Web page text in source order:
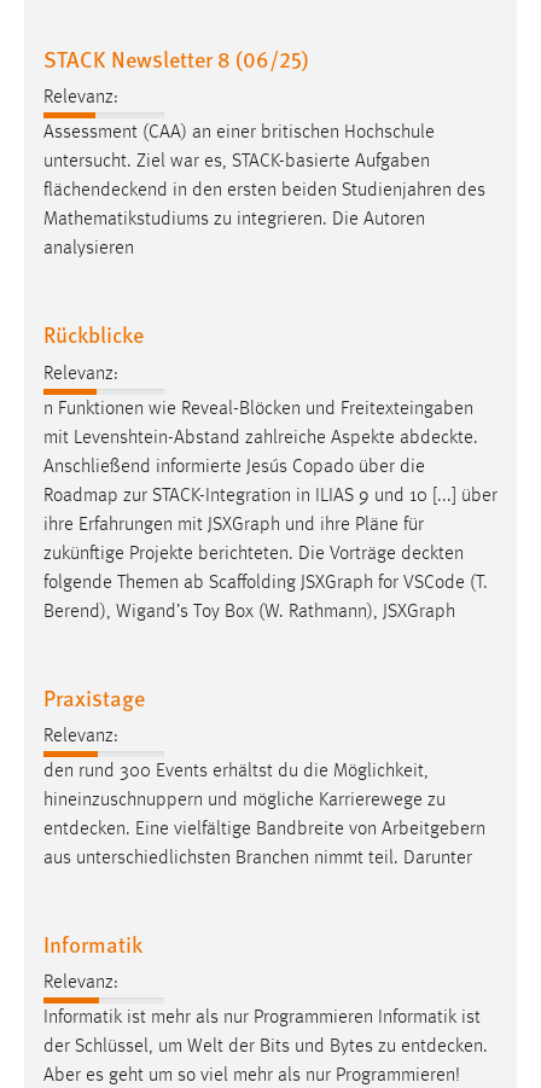
STACK Newsletter 8 (06/25)
Relevanz:
Assessment (CAA) an einer britischen Hochschule
untersucht. Ziel war es, STACK-basierte Aufgaben
flächendeckend in den ersten beiden Studienjahren des
Mathematikstudiums zu integrieren. Die Autoren
analysieren
Rückblicke
Relevanz:
n Funktionen wie Reveal-Blöcken und Freitexteingaben
mit Levenshtein-Abstand zahlreiche Aspekte abdeckte.
Anschließend informierte Jesús Copado über die
Roadmap zur STACK-Integration in ILIAS 9 und 10 [...] über
ihre Erfahrungen mit JSXGraph und ihre Pläne für
zukünftige Projekte berichteten. Die Vorträge deckten
folgende Themen ab Scaffolding JSXGraph for VSCode (T.
Berend), Wigand’s Toy Box (W. Rathmann), JSXGraph
Praxistage
Relevanz:
den rund 300 Events erhältst du die Möglichkeit,
hineinzuschnuppern und mögliche Karrierewege zu
entdecken. Eine vielfältige Bandbreite von Arbeitgebern
aus unterschiedlichsten Branchen nimmt teil. Darunter
Informatik
Relevanz:
Informatik ist mehr als nur Programmieren Informatik ist
der Schlüssel, um Welt der Bits und Bytes zu entdecken.
Aber es geht um so viel mehr als nur Programmieren!
Cookie Laufzeit:
3 Monate
Facebook Pixel
Name:
_fbp
Conversion-Tracking
Cookie Laufzeit:
3 Monate
EXTERNE MEDIEN
Um Inhalte von Videoplattformen und Social Media
Plattformen anzeigen zu können, werden von diesen
YouTube
Vimeo